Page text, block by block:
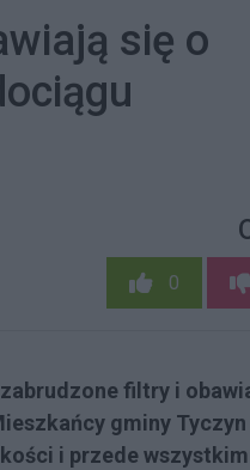
się o
0
filtry i
gminy Tyczyn
i przede wszystkim